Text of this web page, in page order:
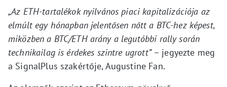
„Az ETH-tartalékok nyilvános piaci kapitalizációja az
elmúlt egy hónapban jelentősen nőtt a BTC-hez képest,
miközben a BTC/ETH arány a legutóbbi rally során
technikailag is érdekes szintre ugrott”– jegyezte meg
a SignalPlus szakértője, Augustine Fan.